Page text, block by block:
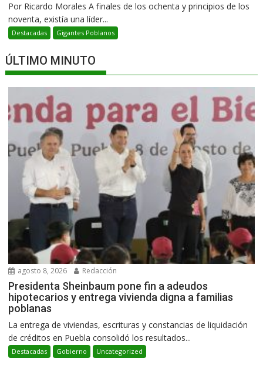
Por Ricardo Morales A finales de los ochenta y principios de los
noventa, existía una líder...
Destacadas Gigantes Poblanos
ÚLTIMO MINUTO
agosto 8, 2026 Redacción
Presidenta Sheinbaum pone fin a adeudos
hipotecarios y entrega vivienda digna a familias
poblanas
La entrega de viviendas, escrituras y constancias de liquidación
de créditos en Puebla consolidó los resultados...
Destacadas Gobierno Uncategorized